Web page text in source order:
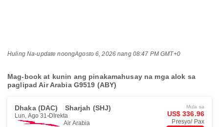
Huling Na-update noongAgosto 6, 2026 nang 08:47 PM GMT+0
Mag-book at kunin ang pinakamahusay na mga alok sa
paglipad Air Arabia G9519 (ABY)
Dhaka (DAC) Sharjah (SHJ)
Lun, Ago 31 DIrekta
Air Arabia
Mula sa
US$ 336.96
Presyo/ Pax